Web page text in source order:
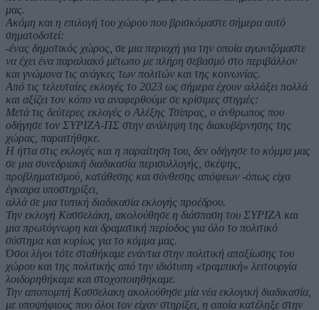
μας.
Ακόμη και η επιλογή του χώρου που βρισκόμαστε σήμερα αυτό
σηματοδοτεί:
-ένας δημοτικός χώρος, σε μια περιοχή για την οποία αγωνιζόμαστε
να έχει ένα παραλιακό μέτωπο με πλήρη σεβασμό στο περιβάλλον
και γνώμονα τις ανάγκες των πολιτών και της κοινωνίας.
Από τις τελευταίες εκλογές το 2023 ως σήμερα έχουν αλλάξει πολλά
και αξίζει τον κόπο να αναφερθούμε σε κρίσιμες στιγμές:
Μετά τις δεύτερες εκλογές ο Αλέξης Τσίπρας, ο άνθρωπος που
οδήγησε τον ΣΥΡΙΖΑ-ΠΣ στην ανάληψη της διακυβέρνησης της
χώρας, παραιτήθηκε.
Η ήττα στις εκλογές και η παραίτηση του, δεν οδήγησε το κόμμα μας
σε μια συνεδριακή διαδικασία περισυλλογής, σκέψης,
προβληματισμού, κατάθεσης και σύνθεσης απόψεων -όπως είχα
έγκαιρα υποστηρίξει,
αλλά σε μια τυπική διαδικασία εκλογής προέδρου.
Την εκλογή Κασσελάκη, ακολούθησε η διάσπαση του ΣΥΡΙΖΑ και
μια πρωτόγνωρη και δραματική περίοδος για όλο το πολιτικό
σύστημα και κυρίως για το κόμμα μας.
Όσοι λίγοι τότε σταθήκαμε ενάντια στην πολιτική απαξίωσης του
χώρου και της πολιτικής από την ιδιότυπη «τραμπική» λειτουργία
λοιδορηθήκαμε και στοχοποιηθήκαμε.
Την αποπομπή Κασσελακη ακολούθησε μία νέα εκλογική διαδικασία,
με υποψήφιους που όλοι τον είχαν στηρίξει, η οποία κατέληξε στην